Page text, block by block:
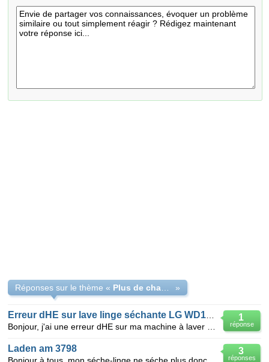
Réponses sur le thème « »
1
réponse
3
réponses
Laden am 3798